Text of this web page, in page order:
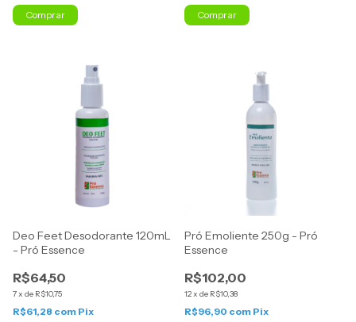
Deo Feet Desodorante 120mL
- Pró Essence
R$64,50
7x de R$10,75
R$61,28 com Pix
Pró Emoliente 250g - Pró
Essence
R$102,00
12x de R$10,38
R$96,90 com Pix